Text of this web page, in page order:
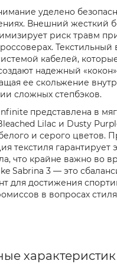
уделено
Внешний жесткий
риск травм
Текстильный
кабелей,
надежный
ее скольжение
сложных степбэков.
представлена в
Lilac и Dusty
и серого цветов.
текстиля гарантирует
что крайне важно во
Sabrina 3 — это
для достижения
в вопросах